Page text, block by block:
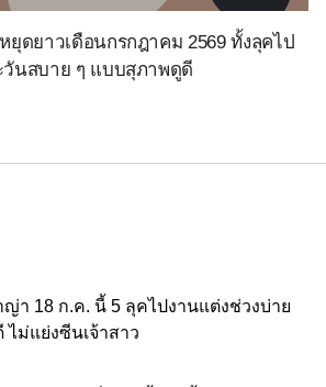
ยุดยาวเดือนกรกฎาคม 2569 ทั้งลุคไป
นสบาย ๆ แบบสุภาพดูดี
า 18 ก.ค. นี้ 5 ลุคไปงานแต่งช่วงบ่าย
ไม่แย่งซีนเจ้าสาว